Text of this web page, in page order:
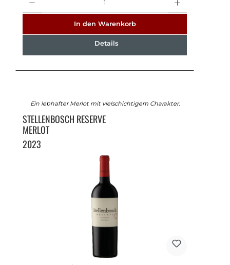
In den Warenkorb
Details
Ein lebhafter Merlot mit vielschichtigem Charakter.
STELLENBOSCH RESERVE
MERLOT
2023